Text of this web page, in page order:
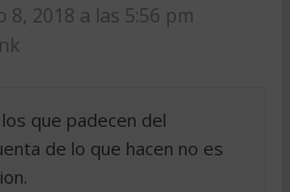
8, 2018 a las 5:56 pm
que padecen del
de lo que hacen no es